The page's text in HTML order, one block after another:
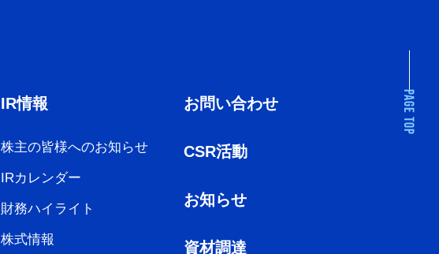
IR情報
株主の皆様へのお知らせ
IRカレンダー
財務ハイライト
株式情報
お問い合わせ
CSR活動
お知らせ
資材調達